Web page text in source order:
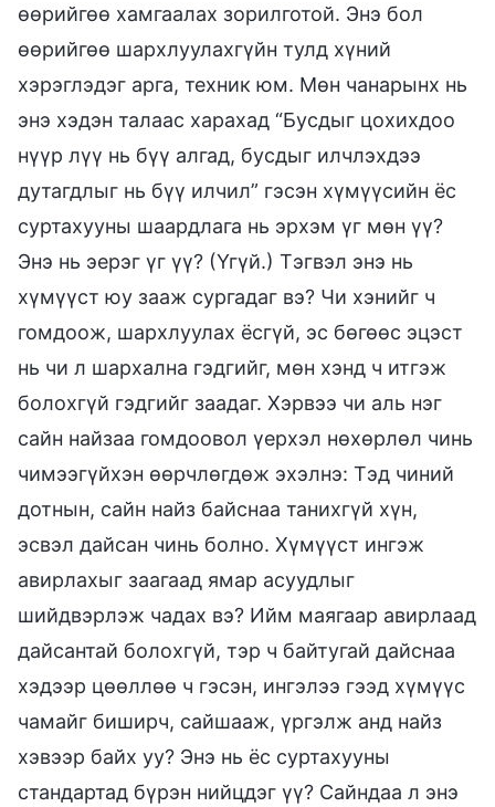
өөрийгөө хамгаалах зорилготой. Энэ бол
өөрийгөө шархлуулахгүйн тулд хүний
хэрэглэдэг арга, техник юм. Мөн чанарынх нь
энэ хэдэн талаас харахад “Бусдыг цохихдоо
нүүр лүү нь бүү алгад, бусдыг илчлэхдээ
дутагдлыг нь бүү илчил” гэсэн хүмүүсийн ёс
суртахууны шаардлага нь эрхэм үг мөн үү?
Энэ нь эерэг үг үү? (Үгүй.) Тэгвэл энэ нь
хүмүүст юу зааж сургадаг вэ? Чи хэнийг ч
гомдоож, шархлуулах ёсгүй, эс бөгөөс эцэст
нь чи л шархална гэдгийг, мөн хэнд ч итгэж
болохгүй гэдгийг заадаг. Хэрвээ чи аль нэг
сайн найзаа гомдоовол үерхэл нөхөрлөл чинь
чимээгүйхэн өөрчлөгдөж эхэлнэ: Тэд чиний
дотнын, сайн найз байснаа танихгүй хүн,
эсвэл дайсан чинь болно. Хүмүүст ингэж
авирлахыг заагаад ямар асуудлыг
шийдвэрлэж чадах вэ? Ийм маягаар авирлаад
дайсантай болохгүй, тэр ч байтугай дайснаа
хэдээр цөөллөө ч гэсэн, ингэлээ гээд хүмүүс
чамайг биширч, сайшааж, үргэлж анд найз
хэвээр байх уу? Энэ нь ёс суртахууны
стандартад бүрэн нийцдэг үү? Сайндаа л энэ